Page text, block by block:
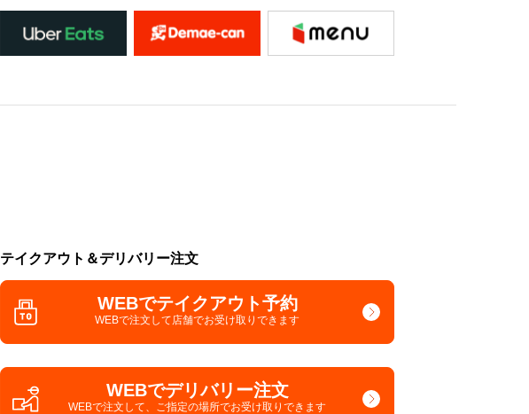
テイクアウト＆デリバリー注文
WEBでテイクアウト予約
WEBで注文して店舗でお受け取りできます
WEBでデリバリー注文
WEBで注文して、 ご指定の場所でお受け取りできます